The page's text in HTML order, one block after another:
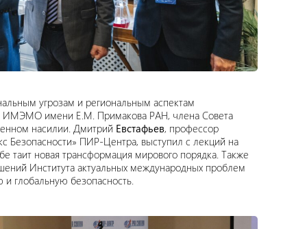
угрозам и региональным аспектам
ИМЭМО имени Е.М. Примакова РАН, члена Совета
насилии. Дмитрий Евстафьев, профессор
Безопасности» ПИР-Центра, выступил с лекций на
таит новая трансформация мирового порядка. Также
Института актуальных международных проблем
глобальную безопасность.